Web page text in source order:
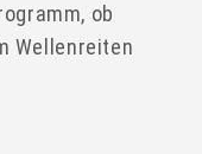
ob
Wellenreiten